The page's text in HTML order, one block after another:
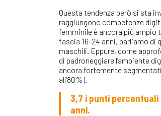
Questa tendenza però si sta
raggiungono competenze
femminile è ancora più ampio
fascia 16-24 anni, parliamo di
maschili. Eppure, come
di padroneggiare l’ambiente
ancora fortemente segmentati
all’80%).
3,7 i punti
anni.